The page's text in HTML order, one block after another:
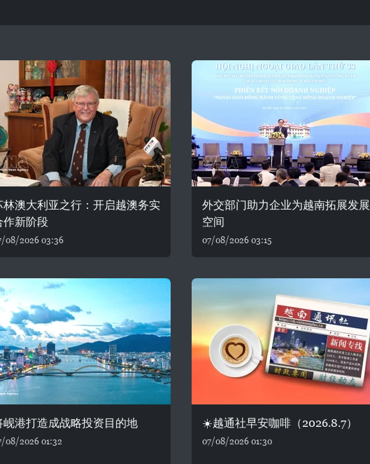
林澳大利亚之行：开启越澳务实
作新阶段
08/2026 03:36
外交部门助力企业为越南拓展发展
空间
07/08/2026 03:15
岘港打造成战略投资目的地
08/2026 01:32
☀️越通社早安咖啡（2026.8.7）
07/08/2026 01:30